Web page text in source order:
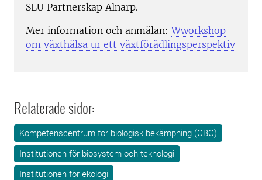
SLU Partnerskap Alnarp.
Mer information och anmälan:Wworkshop
om växthälsa ur ett växtförädlingsperspektiv
Relaterade sidor:
Kompetenscentrum för biologisk bekämpning (CBC)
Institutionen för biosystem och teknologi
Institutionen för ekologi